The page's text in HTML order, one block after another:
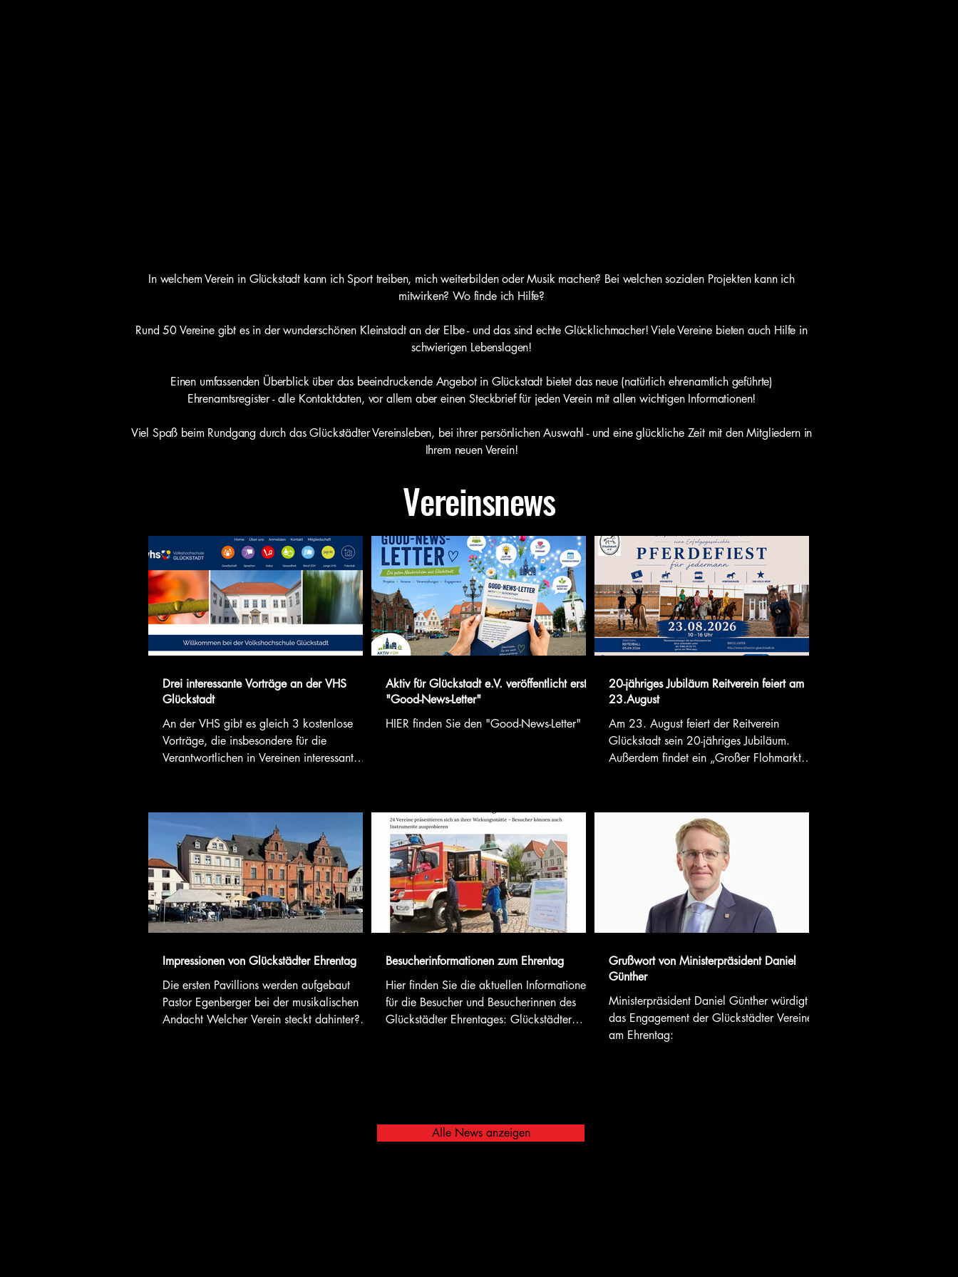
In welchem Verein in Glückstadt kann ich Sport treiben, mich weiterbilden oder Musik machen? Bei welchen sozialen Projekten kann ich
mitwirken? Wo finde ich Hilfe?
Rund 50 Vereine gibt es in der wunderschönen Kleinstadt an der Elbe - und das sind echte Glücklichmacher! Viele Vereine bieten auch Hilfe in
schwierigen Lebenslagen!
Einen umfassenden Überblick über das beeindruckende Angebot in Glückstadt bietet das neue (natürlich ehrenamtlich geführte)
Ehrenamtsregister - alle Kontaktdaten, vor allem aber einen Steckbrief für jeden Verein mit allen wichtigen Informationen!
Viel Spaß beim Rundgang durch das Glückstädter Vereinsleben, bei ihrer persönlichen Auswahl - und eine glückliche Zeit mit den Mitgliedern in
Ihrem neuen Verein!
Vereinsnews
Drei interessante Vorträge an der VHS
Glückstadt
An der VHS gibt es gleich 3 kostenlose
Vorträge, die insbesondere für die
Verantwortlichen in Vereinen interessant
Wie können wir passende Fördermittel für
unsere Projekte und Ideen finden? Worauf
muss ich achten, wenn ich einen Antrag auf
Förderung stellen will, wie bereiten wir uns
vor? Wie können wir unsere Arbeit als
Verein gut und ansprechend vermitteln,
damit unsere Fördermittelakquis
Aktiv für Glückstadt e.V. veröffentlicht ersten
"Good-News-Letter"
HIER finden Sie den "Good-News-Letter"
20-jähriges Jubiläum Reitverein feiert am
23.August
Am 23. August feiert der Reitverein
Glückstadt sein 20-jähriges Jubiläum.
Außerdem findet ein „Großer Flohmarkt
Impressionen von Glückstädter Ehrentag
Die ersten Pavillions werden aufgebaut
Pastor Egenberger bei der musikalischen
Andacht Welcher Verein steckt dahinter?
Besucherinformationen zum Ehrentag
Hier finden Sie die aktuellen Informationen
für die Besucher und Besucherinnen des
Glückstädter Ehrentages: Glückstädter
Grußwort von Ministerpräsident Daniel
Günther
Ministerpräsident Daniel Günther würdigt
das Engagement der Glückstädter Vereine
am Ehrentag:
Alle News anzeigen